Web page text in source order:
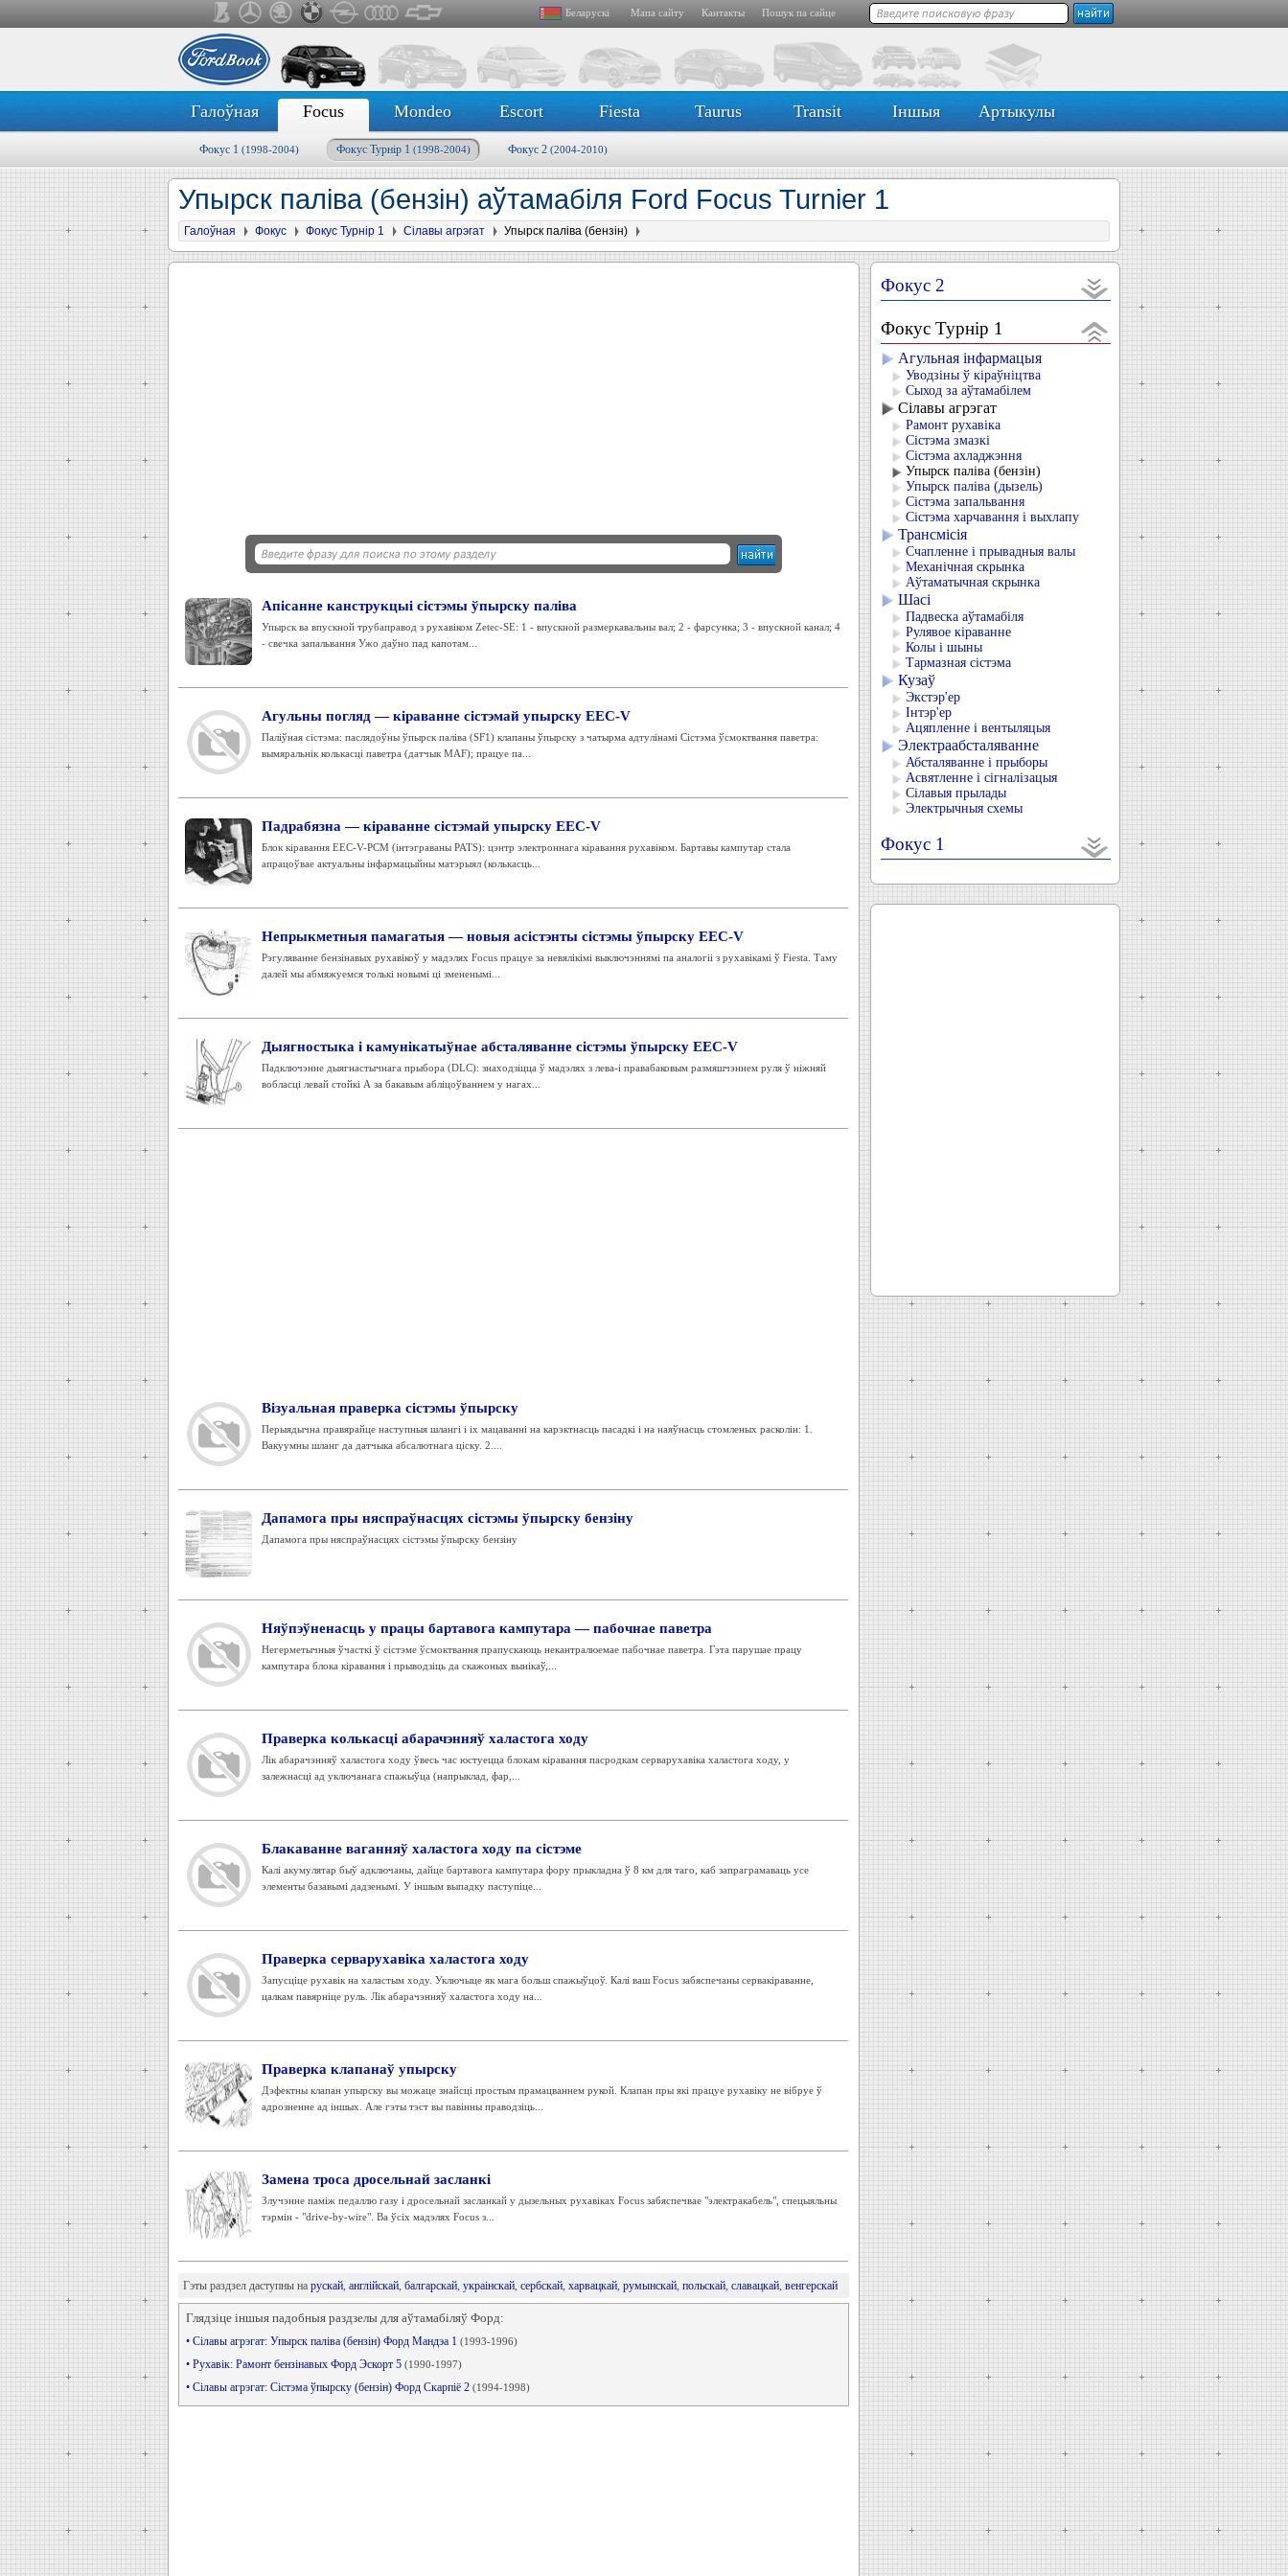
Беларускі Мапа сайту Кантакты Пошук па сайце
Галоўная Focus Mondeo Escort Fiesta Taurus Transit Іншыя Артыкулы
Фокус 1 (1998-2004) Фокус Турнір 1 (1998-2004) Фокус 2 (2004-2010)
Упырск паліва (бензін) аўтамабіля Ford Focus Turnier 1
Галоўная Фокус Фокус Турнір 1 Сілавы агрэгат Упырск паліва (бензін)
Апісанне канструкцыі сістэмы ўпырску паліва
Упырск ва впускной трубаправод з рухавіком Zetec-SE: 1 - впускной размеркавальны вал; 2 - фарсунка; 3 - впускной канал; 4
- свечка запальвання Ужо даўно пад капотам...
Агульны погляд — кіраванне сістэмай упырску EEC-V
Паліўная сістэма: паслядоўны ўпырск паліва (SF1) клапаны ўпырску з чатырма адтулінамі Сістэма ўсмоктвання паветра:
вымяральнік колькасці паветра (датчык MAF); працуе па...
Падрабязна — кіраванне сістэмай упырску EEC-V
Блок кіравання EEC-V-PCM (інтэграваны PATS): цэнтр электроннага кіравання рухавіком. Бартавы кампутар стала
апрацоўвае актуальны інфармацыйны матэрыял (колькасць...
Непрыкметныя памагатыя — новыя асістэнты сістэмы ўпырску EEC-V
Рэгуляванне бензінавых рухавікоў у мадэлях Focus працуе за невялікімі выключэннямі па аналогіі з рухавікамі ў Fiesta. Таму
далей мы абмяжуемся толькі новымі ці змененымі...
Дыягностыка і камунікатыўнае абсталяванне сістэмы ўпырску EEC-V
Падключэнне дыягнастычнага прыбора (DLC): знаходзіцца ў мадэлях з лева-і правабаковым размяшчэннем руля ў ніжняй
вобласці левай стойкі А за бакавым абліцоўваннем у нагах...
Візуальная праверка сістэмы ўпырску
Перыядычна правярайце наступныя шлангі і іх мацаванні на карэктнасць пасадкі і на наяўнасць стомленых расколін: 1.
Вакуумны шланг да датчыка абсалютнага ціску. 2....
Дапамога пры няспраўнасцях сістэмы ўпырску бензіну
Дапамога пры няспраўнасцях сістэмы ўпырску бензіну
Няўпэўненасць у працы бартавога кампутара — пабочнае паветра
Негерметычныя ўчасткі ў сістэме ўсмоктвання прапускаюць некантралюемае пабочнае паветра. Гэта парушае працу
кампутара блока кіравання і прыводзіць да скажоных вынікаў,...
Праверка колькасці абарачэнняў халастога ходу
Лік абарачэнняў халастога ходу ўвесь час юстуецца блокам кіравання пасродкам серварухавіка халастога ходу, у
залежнасці ад уключанага спажыўца (напрыклад, фар,...
Блакаванне ваганняў халастога ходу па сістэме
Калі акумулятар быў адключаны, дайце бартавога кампутара фору прыкладна ў 8 км для таго, каб запраграмаваць усе
элементы базавымі дадзенымі. У іншым выпадку паступіце...
Праверка серварухавіка халастога ходу
Запусціце рухавік на халастым ходу. Уключыце як мага больш спажыўцоў. Калі ваш Focus забяспечаны сервакіраванне,
цалкам павярніце руль. Лік абарачэнняў халастога ходу на...
Праверка клапанаў упырску
Дэфектны клапан упырску вы можаце знайсці простым прамацваннем рукой. Клапан пры які працуе рухавіку не вібруе ў
адрозненне ад іншых. Але гэты тэст вы павінны праводзіць...
Замена троса дросельнай засланкі
Злучэнне паміж педаллю газу і дросельнай засланкай у дызельных рухавіках Focus забяспечвае "электракабель", спецыяльны
тэрмін - "drive-by-wire". Ва ўсіх мадэлях Focus з...
Гэты раздзел даступны на рускай, англійскай, балгарскай, украінскай, сербскай, харвацкай, румынскай, польскай, славацкай, венгерскай
Глядзіце іншыя падобныя раздзелы для аўтамабіляў Форд:
• Сілавы агрэгат: Упырск паліва (бензін) Форд Мандэа 1 (1993-1996)
• Рухавік: Рамонт бензінавых Форд Эскорт 5 (1990-1997)
• Сілавы агрэгат: Сістэма ўпырску (бензін) Форд Скарпіё 2 (1994-1998)
Фокус 2
Фокус Турнір 1
Агульная інфармацыя
Уводзіны ў кіраўніцтва
Сыход за аўтамабілем
Сілавы агрэгат
Рамонт рухавіка
Сістэма змазкі
Сістэма ахладжэння
Упырск паліва (бензін)
Упырск паліва (дызель)
Сістэма запальвання
Сістэма харчавання і выхлапу
Трансмісія
Счапленне і прывадныя валы
Механічная скрынка
Аўтаматычная скрынка
Шасі
Падвеска аўтамабіля
Рулявое кіраванне
Колы і шыны
Тармазная сістэма
Кузаў
Экстэр'ер
Інтэр'ер
Ацяпленне і вентыляцыя
Электраабсталяванне
Абсталяванне і прыборы
Асвятленне і сігналізацыя
Сілавыя прылады
Электрычныя схемы
Фокус 1